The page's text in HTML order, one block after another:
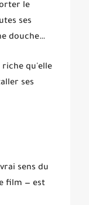
le
ses
douche…
qu'elle
ses
sens du
film — est